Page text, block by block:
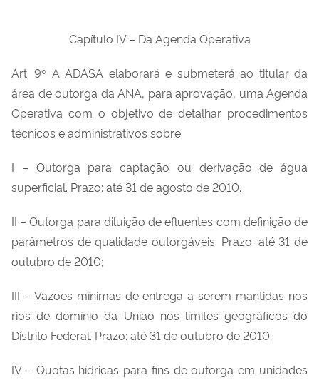
Capítulo IV – Da Agenda Operativa
Art. 9º A ADASA elaborará e submeterá ao titular da
área de outorga da ANA, para aprovação, uma Agenda
Operativa com o objetivo de detalhar procedimentos
técnicos e administrativos sobre:
I – Outorga para captação ou derivação de água
superficial. Prazo: até 31 de agosto de 2010.
II – Outorga para diluição de efluentes com definição de
parâmetros de qualidade outorgáveis. Prazo: até 31 de
outubro de 2010;
III – Vazões mínimas de entrega a serem mantidas nos
rios de domínio da União nos limites geográficos do
Distrito Federal. Prazo: até 31 de outubro de 2010;
IV – Quotas hídricas para fins de outorga em unidades